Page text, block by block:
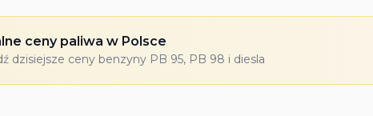
ceny paliwa w Polsce
dzisiejsze ceny benzyny PB 95, PB 98 i diesla